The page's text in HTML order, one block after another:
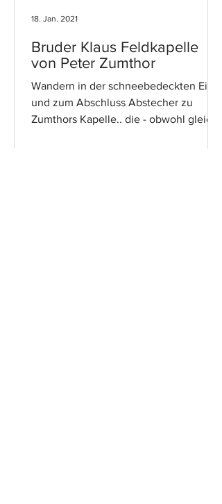
Bruder Klaus Feldkapelle
von Peter Zumthor
Wandern in der schneebedeckten Eifel
und zum Abschluss Abstecher zu
Zumthors Kapelle.. die - obwohl gleich
18. Jan. 2021